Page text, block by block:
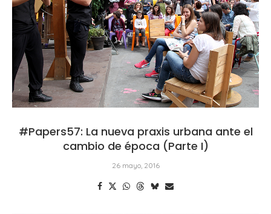
#Papers57: La nueva praxis urbana ante el
cambio de época (Parte I)
26 mayo, 2016